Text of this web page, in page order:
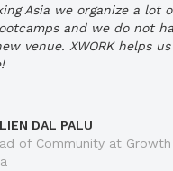
Asia we organize a lot
and we do not
venue. XWORK helps
DAL PALU
of Community at Growth